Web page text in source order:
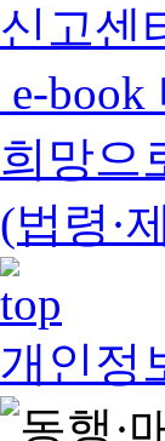
신고센
e-book
희망으
(법령·
개인정